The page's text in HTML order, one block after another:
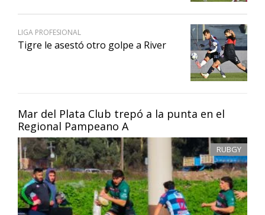
Mar del Plata Club trepó a la punta en el
Regional Pampeano A
RUBGY
LIGA PROFESIONAL
Tigre le asestó otro golpe a River